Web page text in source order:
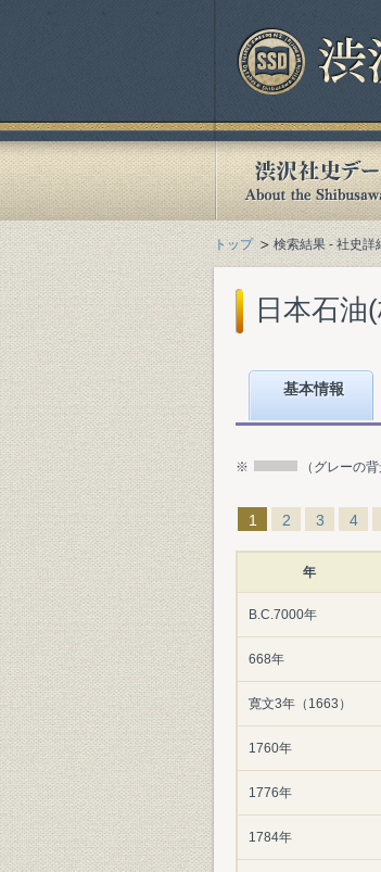
トップ 検索結果 - 社史詳
日本石油
基本情報
※ （グレーの
1 2 3 4
年
B.C.7000年
668年
寛文3年（1663）
1760年
1776年
1784年